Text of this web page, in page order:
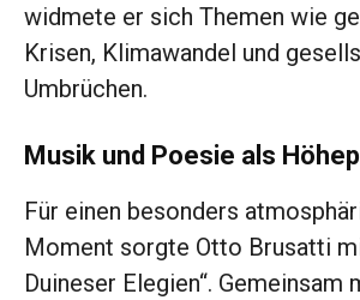
widmete er sich Themen wie
Krisen, Klimawandel und
Umbrüchen.
Musik und Poesie als
Für einen besonders
Moment sorgte Otto Brusatti
Duineser Elegien“. Gemeinsam